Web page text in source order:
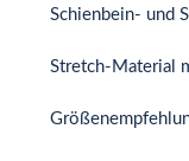
Schienbein- und
Stretch-Material